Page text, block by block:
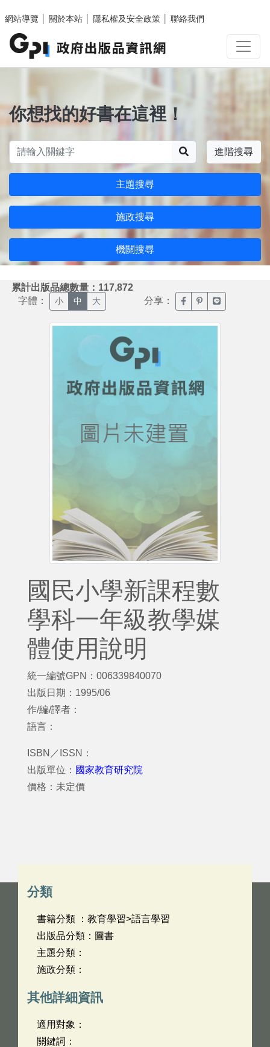
網站導覽
關於本站 隱私權及安全政策 聯絡我們
你想找的好書在這裡！
進階搜尋
主題搜尋
施政搜尋
機關搜尋
累計出版品總數量：117,872
字體： 小 中 大 分享： 臉書分享(另開新視窗)
噗浪分享(另開新
Line分享(另
國民小學新課程數
學科一年級教學媒
體使用說明
統一編號GPN：006339840070
出版日期：1995/06
作/編/譯者：
語言：
ISBN／ISSN：
出版單位： 國家教育研究院
價格：未定價
分類
書籍分類 ：教育學習>語言學習
出版品分類：圖書
主題分類：
施政分類：
其他詳細資訊
適用對象：
關鍵詞：